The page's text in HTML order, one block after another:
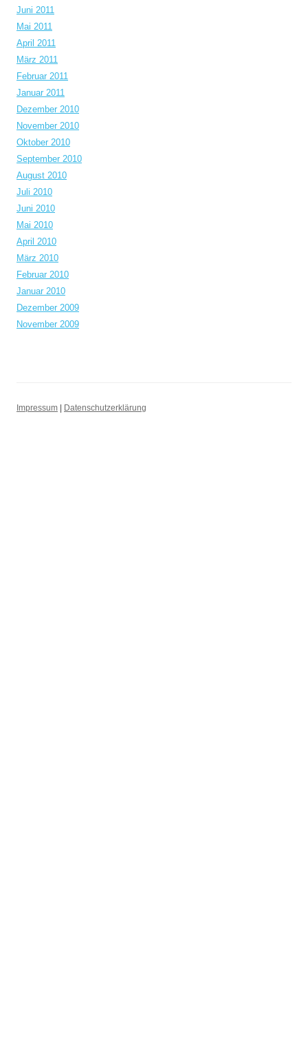
Juni 2011
Mai 2011
April 2011
März 2011
Februar 2011
Januar 2011
Dezember 2010
November 2010
Oktober 2010
September 2010
August 2010
Juli 2010
Juni 2010
Mai 2010
April 2010
März 2010
Februar 2010
Januar 2010
Dezember 2009
November 2009
Impressum Datenschutzerklärung